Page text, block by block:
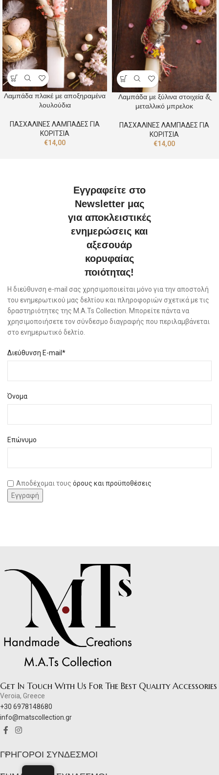
Λαμπάδα πλακέ με αποξηραμένα
λουλούδια
ΠΑΣΧΑΛΙΝΕΣ ΛΑΜΠΑΔΕΣ ΓΙΑ
ΚΟΡΙΤΣΙΑ
€14,00
Λαμπάδα με ξύλινα στοιχεία &
μεταλλικό μπρελοκ
ΠΑΣΧΑΛΙΝΕΣ ΛΑΜΠΑΔΕΣ ΓΙΑ
ΚΟΡΙΤΣΙΑ
€14,00
Εγγραφείτε στο
Newsletter μας
για αποκλειστικές
ενημερώσεις και
αξεσουάρ
κορυφαίας
ποιότητας!
Η διεύθυνση e-mail σας χρησιμοποιείται μόνο για την αποστολή
του ενημερωτικού μας δελτίου και πληροφοριών σχετικά με τις
δραστηριότητες της M.A.Ts Collection. Μπορείτε πάντα να
χρησιμοποιήσετε τον σύνδεσμο διαγραφής που περιλαμβάνεται
στο ενημερωτικό δελτίο.
Διεύθυνση E-mail*
Όνομα
Επώνυμο
Αποδέχομαι τους όρους και προϋποθέσεις
Get In Touch With Us For The Best Quality Accessories
Veroia, Greece
+30 6978148680
info@matscollection.gr
ΓΡΉΓΟΡΟΙ ΣΎΝΔΕΣΜΟΙ